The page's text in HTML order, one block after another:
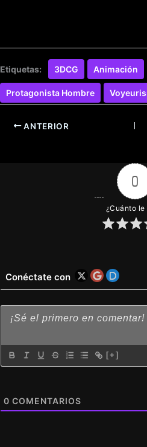
Etiquetas: 3DCG Animación
Protagonista Hombre
ANTERIOR
0
¿Cuánto le
Conéctate con
[+]
0 COMENTARIOS